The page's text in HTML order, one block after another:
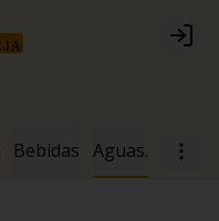
Login
Bebidas Aguas.